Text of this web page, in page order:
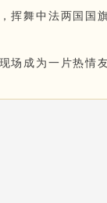
挥舞中法两国国
现场成为一片热情